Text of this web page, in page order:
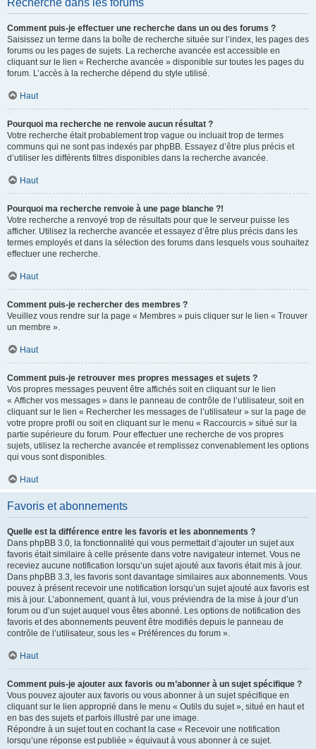
Recherche dans les forums
Comment puis-je effectuer une recherche dans un ou des forums ?
Saisissez un terme dans la boîte de recherche située sur l’index, les pages des
forums ou les pages de sujets. La recherche avancée est accessible en
cliquant sur le lien « Recherche avancée » disponible sur toutes les pages du
forum. L’accès à la recherche dépend du style utilisé.
Haut
Pourquoi ma recherche ne renvoie aucun résultat ?
Votre recherche était probablement trop vague ou incluait trop de termes
communs qui ne sont pas indexés par phpBB. Essayez d’être plus précis et
d’utiliser les différents filtres disponibles dans la recherche avancée.
Haut
Pourquoi ma recherche renvoie à une page blanche ?!
Votre recherche a renvoyé trop de résultats pour que le serveur puisse les
afficher. Utilisez la recherche avancée et essayez d’être plus précis dans les
termes employés et dans la sélection des forums dans lesquels vous souhaitez
effectuer une recherche.
Haut
Comment puis-je rechercher des membres ?
Veuillez vous rendre sur la page « Membres » puis cliquer sur le lien « Trouver
un membre ».
Haut
Comment puis-je retrouver mes propres messages et sujets ?
Vos propres messages peuvent être affichés soit en cliquant sur le lien
« Afficher vos messages » dans le panneau de contrôle de l’utilisateur, soit en
cliquant sur le lien « Rechercher les messages de l’utilisateur » sur la page de
votre propre profil ou soit en cliquant sur le menu « Raccourcis » situé sur la
partie supérieure du forum. Pour effectuer une recherche de vos propres
sujets, utilisez la recherche avancée et remplissez convenablement les options
qui vous sont disponibles.
Haut
Favoris et abonnements
Quelle est la différence entre les favoris et les abonnements ?
Dans phpBB 3.0, la fonctionnalité qui vous permettait d’ajouter un sujet aux
favoris était similaire à celle présente dans votre navigateur internet. Vous ne
receviez aucune notification lorsqu’un sujet ajouté aux favoris était mis à jour.
Dans phpBB 3.3, les favoris sont davantage similaires aux abonnements. Vous
pouvez à présent recevoir une notification lorsqu’un sujet ajouté aux favoris est
mis à jour. L’abonnement, quant à lui, vous préviendra de la mise à jour d’un
forum ou d’un sujet auquel vous êtes abonné. Les options de notification des
favoris et des abonnements peuvent être modifiés depuis le panneau de
contrôle de l’utilisateur, sous les « Préférences du forum ».
Haut
Comment puis-je ajouter aux favoris ou m’abonner à un sujet spécifique ?
Vous pouvez ajouter aux favoris ou vous abonner à un sujet spécifique en
cliquant sur le lien approprié dans le menu « Outils du sujet », situé en haut et
en bas des sujets et parfois illustré par une image.
Répondre à un sujet tout en cochant la case « Recevoir une notification
lorsqu’une réponse est publiée » équivaut à vous abonner à ce sujet.